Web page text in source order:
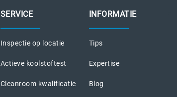
SERVICE
Inspectie op locatie
Actieve koolstoftest
Cleanroom kwalificatie
INFORMATIE
Tips
Expertise
Blog